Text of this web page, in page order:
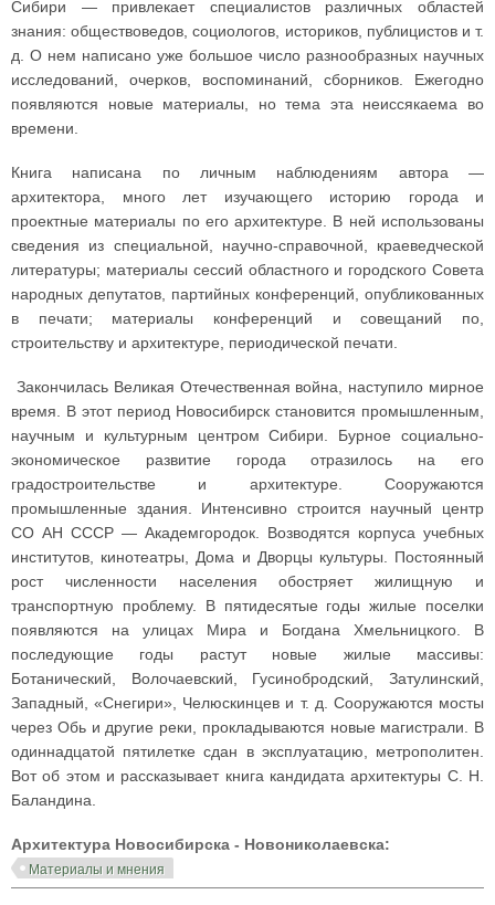
Сибири — привлекает специалистов различных областей
знания: обществоведов, социологов, историков, публицистов и т.
д. О нем написано уже большое число разнообразных научных
исследований, очерков, воспоминаний, сборников. Ежегодно
появляются новые материалы, но тема эта неиссякаема во
времени.
Книга написана по личным наблюдениям автора —
архитектора, много лет изучающего историю города и
проектные материалы по его архитектуре. В ней использованы
сведения из специальной, научно-справочной, краеведческой
литературы; материалы сессий областного и городского Совета
народных депутатов, партийных конференций, опубликованных
в печати; материалы конференций и совещаний по,
строительству и архитектуре, периодической печати.
Закончилась Великая Отечественная война, наступило мирное
время. В этот период Новосибирск становится промышленным,
научным и культурным центром Сибири. Бурное социально-
экономическое развитие города отразилось на его
градостроительстве и архитектуре. Сооружаются
промышленные здания. Интенсивно строится научный центр
СО АН СССР — Академгородок. Возводятся корпуса учебных
институтов, кинотеатры, Дома и Дворцы культуры. Постоянный
рост численности населения обостряет жилищную и
транспортную проблему. В пятидесятые годы жилые поселки
появляются на улицах Мира и Богдана Хмельницкого. В
последующие годы растут новые жилые массивы:
Ботанический, Волочаевский, Гусинобродский, Затулинский,
Западный, «Снегири», Челюскинцев и т. д. Сооружаются мосты
через Обь и другие реки, прокладываются новые магистрали. В
одиннадцатой пятилетке сдан в эксплуатацию, метрополитен.
Вот об этом и рассказывает книга кандидата архитектуры С. Н.
Баландина.
Архитектура Новосибирска - Новониколаевска:
Материалы и мнения